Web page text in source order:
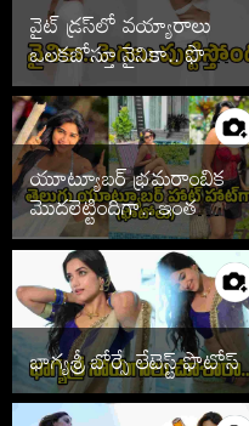
వైట్ డ్రస్‌లో వయ్యారాలు
ఒలకబోస్తూ నైనికా.. ఫొటోలు
వైరల్
యూట్యూబర్ భ్రమరాంబిక
మొదలెట్టిందిగా.. ఇంత
హాట్‌గానా
భాగ్యశ్రీ బోర్సే లేటెస్ట్ ఫొటోస్